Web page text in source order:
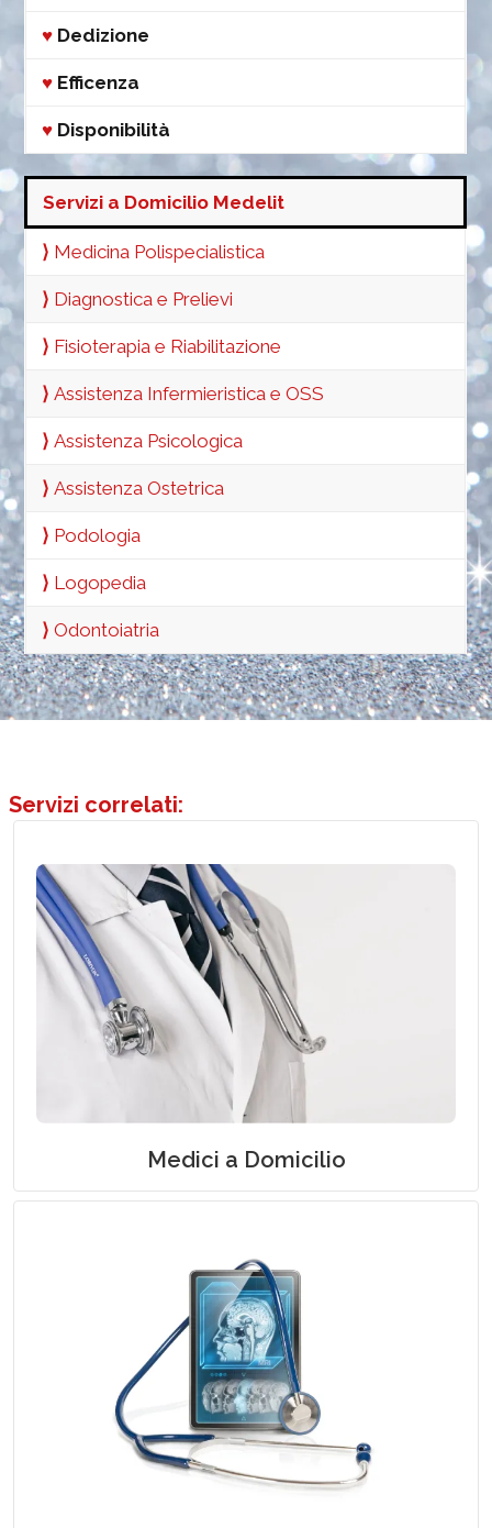
♥ Dedizione
♥ Efficenza
♥ Disponibilità
Servizi a Domicilio Medelit
⟩ Medicina Polispecialistica
⟩ Diagnostica e Prelievi
⟩ Fisioterapia e Riabilitazione
⟩Assistenza Infermieristica e OSS
⟩Assistenza Psicologica
⟩Assistenza Ostetrica
⟩ Podologia
⟩ Logopedia
⟩Odontoiatria
Servizi correlati:
Medici a Domicilio
Medicina Specialistica e servizio di Guardia
Medica a Domicilio
Centro Diagnostico Domiciliare: Esami
Strumentali e Prelievi Ematici a Domicilio